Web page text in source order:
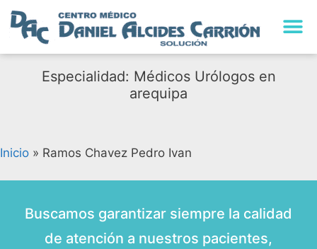
Especialidad: Médicos Urólogos en
arequipa
Inicio » Ramos Chavez Pedro Ivan
Buscamos garantizar siempre la calidad
de atención a nuestros pacientes,